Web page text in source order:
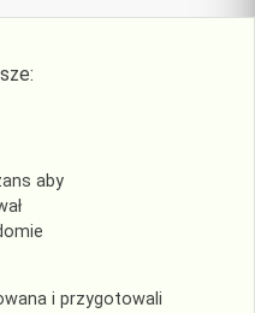
aby
i przygotowali